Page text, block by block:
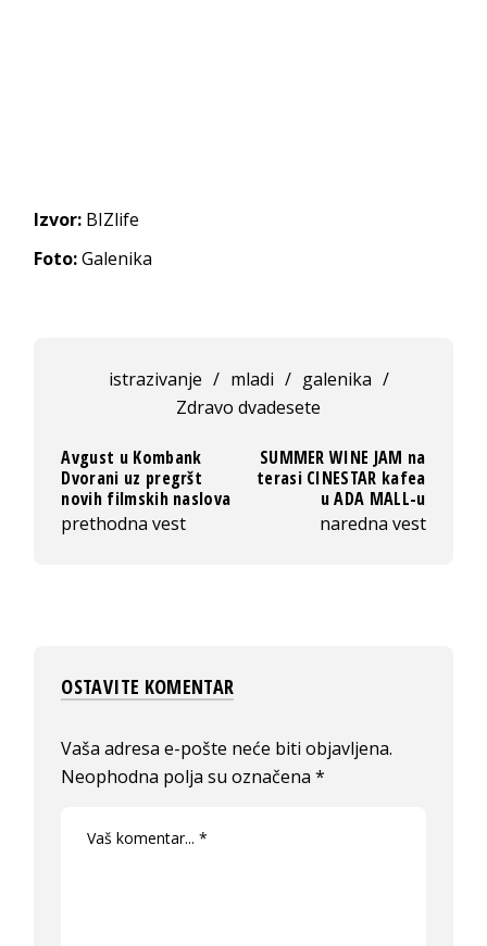
Izvor: BIZlife
Foto:Galenika
istrazivanje / mladi / galenika /
Zdravo dvadesete
Avgust u Kombank
Dvorani uz pregršt
novih filmskih naslova
prethodna vest
SUMMER WINE JAM na
terasi CINESTAR kafea
u ADA MALL-u
naredna vest
OSTAVITE KOMENTAR
Vaša adresa e-pošte neće biti objavljena.
Neophodna polja su označena*